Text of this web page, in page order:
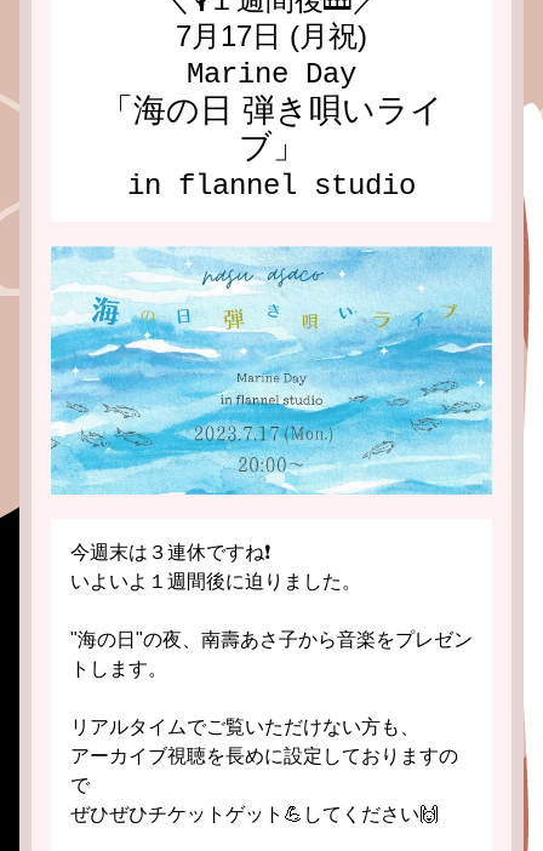
7月17日 (月祝)
Marine Day
「海の日 弾き唄いライ
ブ」
in flannel studio
今週末は３連休ですね❗️
いよいよ１週間後に迫りました。
"海の日"の夜、南壽あさ子から音楽をプレゼン
トします。
リアルタイムでご覧いただけない方も、
アーカイブ視聴を長めに設定しておりますの
で
ぜひぜひチケットゲット💪してください🙌